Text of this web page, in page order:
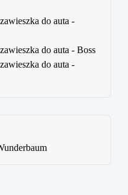
do auta -
do auta - Boss
do auta -